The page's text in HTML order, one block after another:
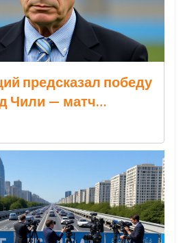
предсказал победу
Чили — матч
0:2